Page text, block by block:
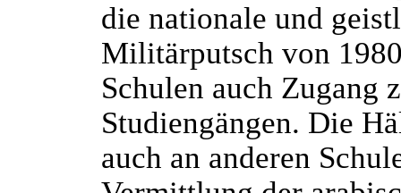
die nationale und
Militärputsch von
Schulen auch Zugang
Studiengängen. Die
auch an anderen